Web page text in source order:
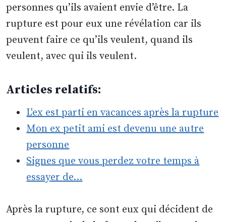
personnes qu’ils avaient envie d’être. La
rupture est pour eux une révélation car ils
peuvent faire ce qu’ils veulent, quand ils
veulent, avec qui ils veulent.
Articles relatifs:
L'ex est parti en vacances après la rupture
Mon ex petit ami est devenu une autre
personne
Signes que vous perdez votre temps à
essayer de…
Après la rupture, ce sont eux qui décident de